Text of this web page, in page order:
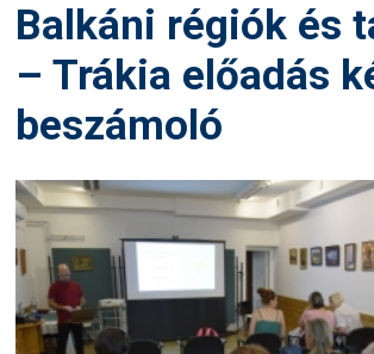
Balkáni régiók és
– Trákia előadás
beszámoló